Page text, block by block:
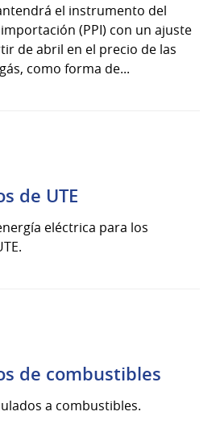
el instrumento del
(PPI) con un ajuste
de abril en el precio de las
como forma de...
de UTE
eléctrica para los
de combustibles
a combustibles.